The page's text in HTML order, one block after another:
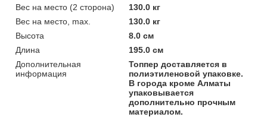
Вес на место (2 сторона)
130.0 кг
Вес на место, max.
130.0 кг
Высота
8.0 см
Длина
195.0 см
Дополнительная
информация
Топпер доставляется в
полиэтиленовой упаковке.
В города кроме Алматы
упаковывается
дополнительно прочным
материалом.